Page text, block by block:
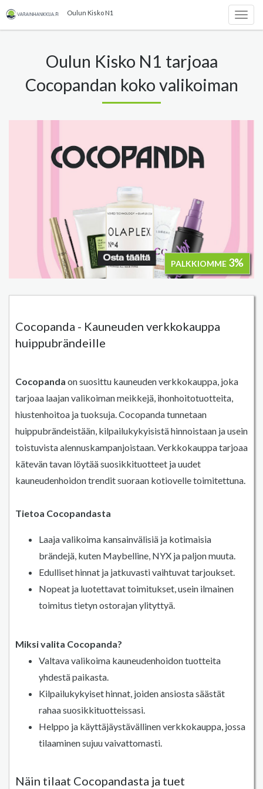
Oulun Kisko N1
Oulun Kisko N1 tarjoaa
Cocopandan koko valikoiman
PALKKIOMME 3%
Cocopanda - Kauneuden verkkokauppa
huippubrändeille
Cocopanda on suosittu kauneuden verkkokauppa, joka
tarjoaa laajan valikoiman meikkejä, ihonhoitotuotteita,
hiustenhoitoa ja tuoksuja. Cocopanda tunnetaan
huippubrändeistään, kilpailukykyisistä hinnoistaan ja usein
toistuvista alennuskampanjoistaan. Verkkokauppa tarjoaa
kätevän tavan löytää suosikkituotteet ja uudet
kauneudenhoidon trendit suoraan kotiovelle toimitettuna.
Tietoa Cocopandasta
Laaja valikoima kansainvälisiä ja kotimaisia
brändejä, kuten Maybelline, NYX ja paljon muuta.
Edulliset hinnat ja jatkuvasti vaihtuvat tarjoukset.
Nopeat ja luotettavat toimitukset, usein ilmainen
toimitus tietyn ostorajan ylityttyä.
Miksi valita Cocopanda?
Valtava valikoima kauneudenhoidon tuotteita
yhdestä paikasta.
Kilpailukykyiset hinnat, joiden ansiosta säästät
rahaa suosikkituotteissasi.
Helppo ja käyttäjäystävällinen verkkokauppa, jossa
tilaaminen sujuu vaivattomasti.
Näin tilaat Cocopandasta ja tuet